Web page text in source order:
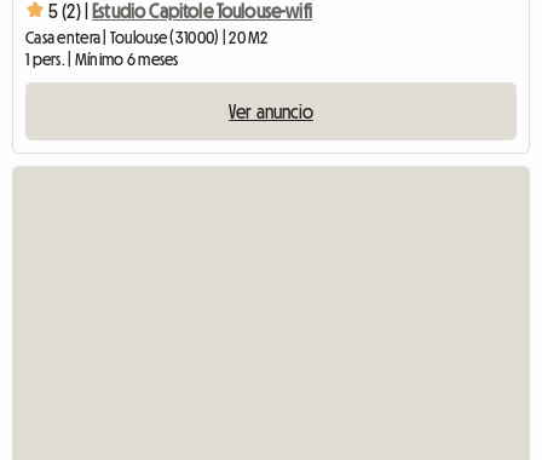
5 (2) | Estudio Capitole Toulouse-wifi
Casa entera | Toulouse (31000) | 20 M2
1 pers. | Mínimo 6 meses
Ver anuncio